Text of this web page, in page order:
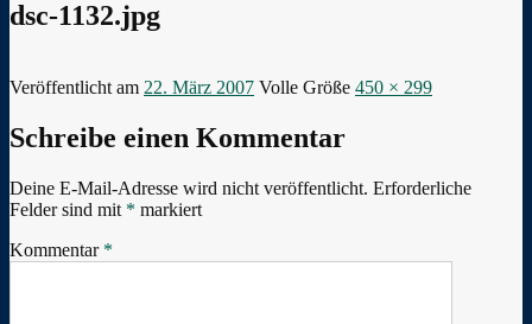
dsc-1132.jpg
Veröffentlicht am 22. März 2007 Volle Größe 450 × 299
Schreibe einen Kommentar
Deine E-Mail-Adresse wird nicht veröffentlicht. Erforderliche
Felder sind mit * markiert
Kommentar *